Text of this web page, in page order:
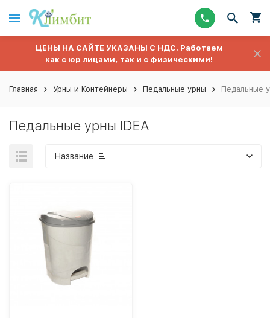
ЦЕНЫ НА САЙТЕ УКАЗАНЫ С НДС. Работаем
как с юр лицами, так и с физическими!
Главная Урны и Контейнеры Педальные урны Педальные
Педальные урны IDEA
Название